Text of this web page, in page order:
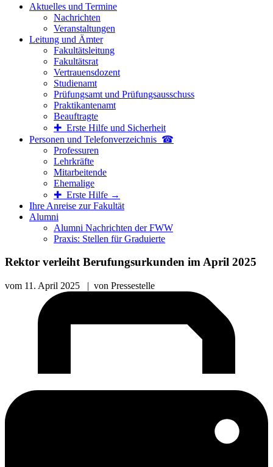
Aktuelles und Termine
Nachrichten
Veranstaltungen
Leitung und Ämter
Fakultätsleitung
Fakultätsrat
Vertrauensdozent
Studienamt
Prüfungsamt und Prüfungsausschuss
Praktikantenamt
Beauftragte
✚ Erste Hilfe und Sicherheit
Personen und Telefon­verzeichnis ☎
Professuren
Lehrkräfte
Mitarbeitende
Ehemalige
✚ Erste Hilfe →
Ihre Anreise zur Fakultät
Alumni
Alumni Nachrichten der FWW
Praxis: Stellen für Graduierte
Rektor verleiht Berufungsurkunden im April 2025
vom 11. April 2025 | von Pressestelle